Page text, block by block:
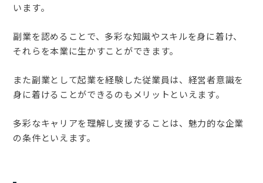
います。
副業を認めることで、多彩な知識やスキルを身に着け、
それらを本業に生かすことができます。
また副業として起業を経験した従業員は、経営者意識を
身に着けることができるのもメリットといえます。
多彩なキャリアを理解し支援することは、魅力的な企業
の条件といえます。